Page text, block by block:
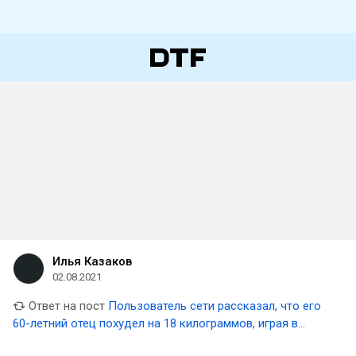
Илья Казаков
02.08.2021
Ответ на пост Пользователь сети рассказал, что его
60-летний отец похудел на 18 килограммов, играя в